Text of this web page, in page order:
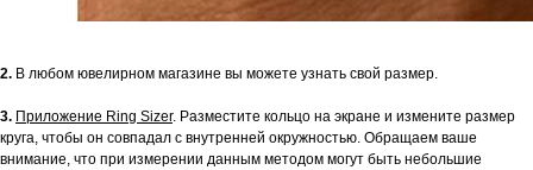
2. В любом ювелирном магазине вы можете узнать свой размер.
3. Приложение Ring Sizer. Разместите кольцо на экране и измените размер
круга, чтобы он совпадал с внутренней окружностью. Обращаем ваше
внимание, что при измерении данным методом могут быть небольшие